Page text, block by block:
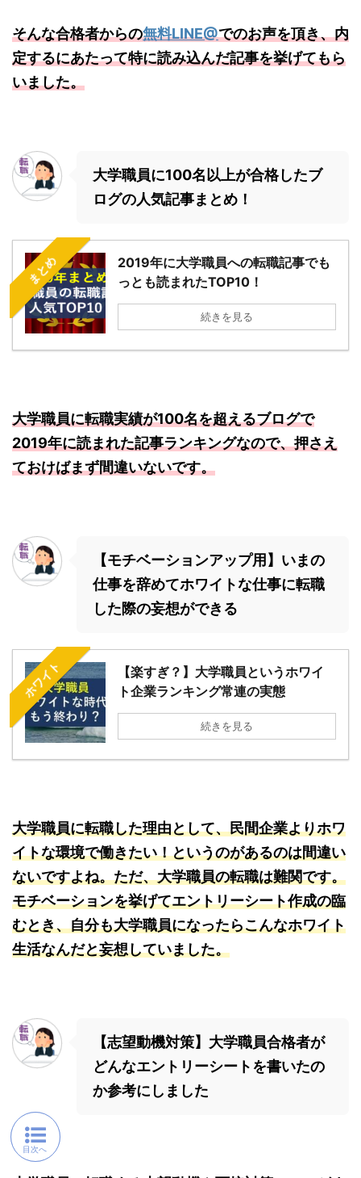
そんな合格者からの無料LINE@でのお声を頂き、内
定するにあたって特に読み込んだ記事を挙げてもら
いました。
大学職員に100名以上が合格したブ
ログの人気記事まとめ！
まとめ
2019年に大学職員への転職記事でも
っとも読まれたTOP10！
続きを見る
大学職員に転職実績が100名を超えるブログで
2019年に読まれた記事ランキングなので、押さえ
ておけばまず間違いないです。
【モチベーションアップ用】いまの
仕事を辞めてホワイトな仕事に転職
した際の妄想ができる
ホワイト
【楽すぎ？】大学職員というホワイ
ト企業ランキング常連の実態
続きを見る
大学職員に転職した理由として、民間企業よりホワ
イトな環境で働きたい！というのがあるのは間違い
ないですよね。ただ、大学職員の転職は難関です。
モチベーションを挙げてエントリーシート作成の臨
むとき、自分も大学職員になったらこんなホワイト
生活なんだと妄想していました。
【志望動機対策】大学職員合格者が
どんなエントリーシートを書いたの
か参考にしました